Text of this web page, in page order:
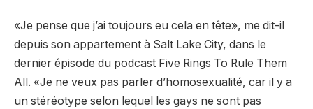
«Je pense que j’ai toujours eu cela en tête», me dit-il
depuis son appartement à Salt Lake City, dans le
dernier épisode du podcast Five Rings To Rule Them
All. «Je ne veux pas parler d’homosexualité, car il y a
un stéréotype selon lequel les gays ne sont pas